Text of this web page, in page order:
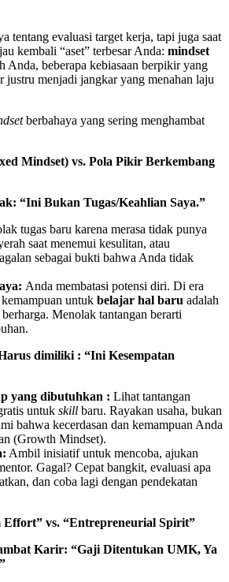
tentang evaluasi target kerja, tapi juga saat
kembali “aset” terbesar Anda: mindset
Anda, beberapa kebiasaan berpikir yang
justru menjadi jangkar yang menahan laju
berbahaya yang sering menghambat
Mindset) vs. Pola Pikir Berkembang
“Ini Bukan Tugas/Keahlian Saya.”
tugas baru karena merasa tidak punya
saat menemui kesulitan, atau
sebagai bukti bahwa Anda tidak
Anda membatasi potensi diri. Di era
untuk belajar hal baru adalah
Menolak tantangan berarti
dimiliki : “Ini Kesempatan
yang dibutuhkan : Lihat tantangan
untuk skill baru. Rayakan usaha, bukan
bahwa kecerdasan dan kemampuan Anda
(Growth Mindset).
Ambil inisiatif untuk mencoba, ajukan
Gagal? Cepat bangkit, evaluasi apa
dan coba lagi dengan pendekatan
vs. “Entrepreneurial Spirit”
Karir: “Gaji Ditentukan UMK, Ya